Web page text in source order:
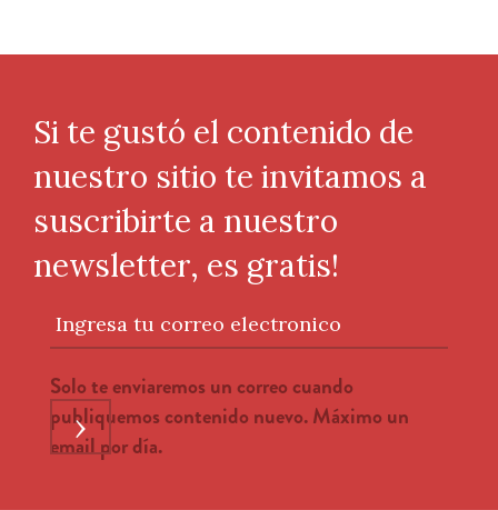
Si te gustó el contenido de
nuestro sitio te invitamos a
suscribirte a nuestro
newsletter, es gratis!
Ingresa tu correo electronico
Solo te enviaremos un correo cuando
publiquemos contenido nuevo. Máximo un
email por día.
›